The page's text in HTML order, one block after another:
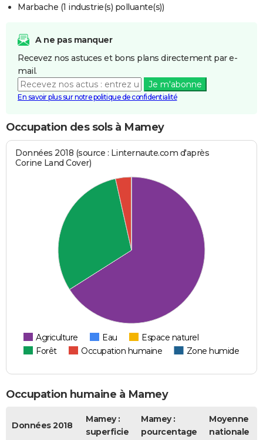
Marbache (1 industrie(s) polluante(s))
A ne pas manquer
Recevez nos astuces et bons plans directement par e-
mail.
Je m'abonne
En savoir plus sur notre politique de confidentialité
Occupation des sols à Mamey
Données 2018 (source : Linternaute.com d'après
Corine Land Cover)
Agriculture Eau
Espace naturel
Forêt
Occupation humaine Zone humide
Occupation humaine à Mamey
Données 2018
Mamey :
superficie
Mamey :
pourcentage
Moyenne
nationale